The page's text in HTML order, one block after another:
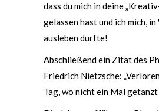
dass du mich in deine
gelassen hast und ich mich,
ausleben durfte!
Abschließend ein Zitat des
Friedrich Nietzsche:
Tag, wo nicht ein Mal